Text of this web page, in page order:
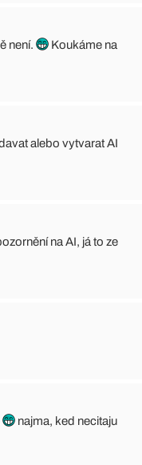
není.
Koukáme na
alebo vytvarat AI
na AI, já to ze
najma, ked necitaju